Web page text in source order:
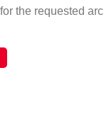
the requested